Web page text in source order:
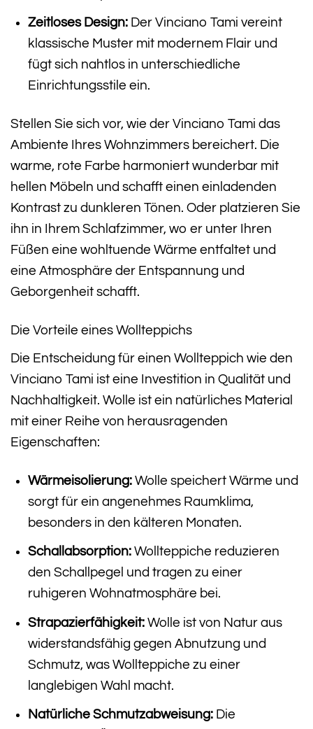
Zeitloses Design:Der Vinciano Tami vereint
klassische Muster mit modernem Flair und
fügt sich nahtlos in unterschiedliche
Einrichtungsstile ein.
Stellen Sie sich vor, wie der Vinciano Tami das
Ambiente Ihres Wohnzimmers bereichert. Die
warme, rote Farbe harmoniert wunderbar mit
hellen Möbeln und schafft einen einladenden
Kontrast zu dunkleren Tönen. Oder platzieren Sie
ihn in Ihrem Schlafzimmer, wo er unter Ihren
Füßen eine wohltuende Wärme entfaltet und
eine Atmosphäre der Entspannung und
Geborgenheit schafft.
Die Vorteile eines Wollteppichs
Die Entscheidung für einen Wollteppich wie den
Vinciano Tami ist eine Investition in Qualität und
Nachhaltigkeit. Wolle ist ein natürliches Material
mit einer Reihe von herausragenden
Eigenschaften:
Wärmeisolierung:Wolle speichert Wärme und
sorgt für ein angenehmes Raumklima,
besonders in den kälteren Monaten.
Schallabsorption:Wollteppiche reduzieren
den Schallpegel und tragen zu einer
ruhigeren Wohnatmosphäre bei.
Strapazierfähigkeit:Wolle ist von Natur aus
widerstandsfähig gegen Abnutzung und
Schmutz, was Wollteppiche zu einer
langlebigen Wahl macht.
Natürliche Schmutzabweisung:Die